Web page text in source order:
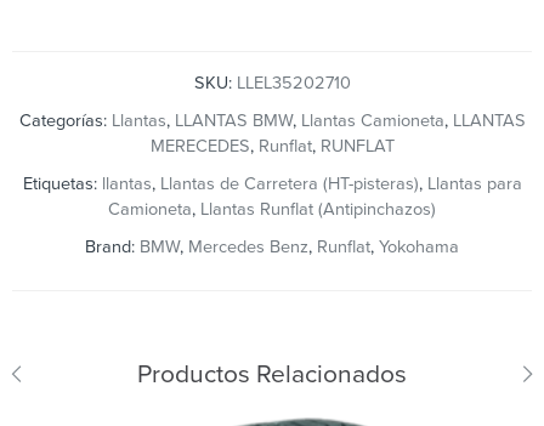
SKU: LLEL35202710
Categorías: Llantas, LLANTAS BMW, Llantas Camioneta, LLANTAS
MERECEDES, Runflat, RUNFLAT
Etiquetas: llantas, Llantas de Carretera (HT-pisteras), Llantas para
Camioneta, Llantas Runflat (Antipinchazos)
Brand: BMW, Mercedes Benz, Runflat, Yokohama
Productos Relacionados